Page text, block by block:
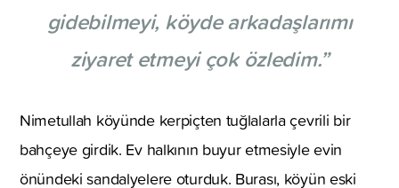
gidebilmeyi, köyde arkadaşlarımı
ziyaret etmeyi çok özledim.”
Nimetullah köyünde kerpiçten tuğlalarla çevrili bir
bahçeye girdik. Ev halkının buyur etmesiyle evin
önündeki sandalyelere oturduk. Burası, köyün eski